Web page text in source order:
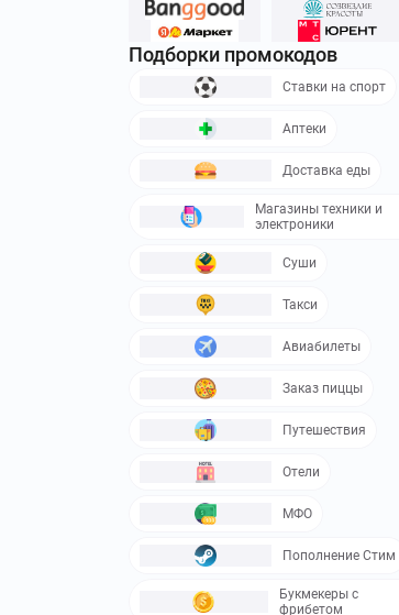
Подборки промокодов
Ставки на спорт
Аптеки
Доставка еды
Магазины техники и
электроники
Суши
Такси
Авиабилеты
Заказ пиццы
Путешествия
Отели
МФО
Пополнение Стим
Букмекеры с
фрибетом